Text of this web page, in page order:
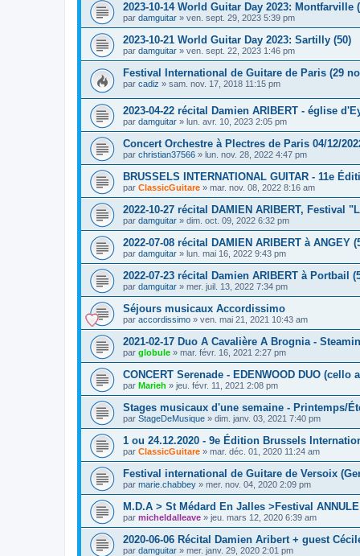
2023-10-14 World Guitar Day 2023: Montfarville
par damguitar » ven. sept. 29, 2023 5:39 pm
2023-10-21 World Guitar Day 2023: Sartilly (50)
par damguitar » ven. sept. 22, 2023 1:46 pm
Festival International de Guitare de Paris (29
par cadiz » sam. nov. 17, 2018 11:15 pm
2023-04-22 récital Damien ARIBERT - église
par damguitar » lun. avr. 10, 2023 2:05 pm
Concert Orchestre à Plectres de Paris 04/12/
par christian37566 » lun. nov. 28, 2022 4:47 pm
BRUSSELS INTERNATIONAL GUITAR - 11e
par ClassicGuitare » mar. nov. 08, 2022 8:16 am
2022-10-27 récital DAMIEN ARIBERT, Festival
par damguitar » dim. oct. 09, 2022 6:32 pm
2022-07-08 récital DAMIEN ARIBERT à ANGEY
par damguitar » lun. mai 16, 2022 9:43 pm
2022-07-23 récital Damien ARIBERT à Portbail
par damguitar » mer. juil. 13, 2022 7:34 pm
Séjours musicaux Accordissimo
par accordissimo » ven. mai 21, 2021 10:43 am
2021-02-17 Duo A Cavalière A Brognia -
par globule » mar. févr. 16, 2021 2:27 pm
CONCERT Serenade - EDENWOOD DUO (cello
par Marieh » jeu. févr. 11, 2021 2:08 pm
Stages musicaux d'une semaine - Printemps/
par StageDeMusique » dim. janv. 03, 2021 7:40 pm
1 ou 24.12.2020 - 9e Édition Brussels
par ClassicGuitare » mar. déc. 01, 2020 11:24 am
Festival international de Guitare de Versoix
par marie.chabbey » mer. nov. 04, 2020 2:09 pm
M.D.A > St Médard En Jalles >Festival
par micheldalleave » jeu. mars 12, 2020 6:39 am
2020-06-06 Récital Damien Aribert + guest
par damguitar » mer. janv. 29, 2020 2:01 pm